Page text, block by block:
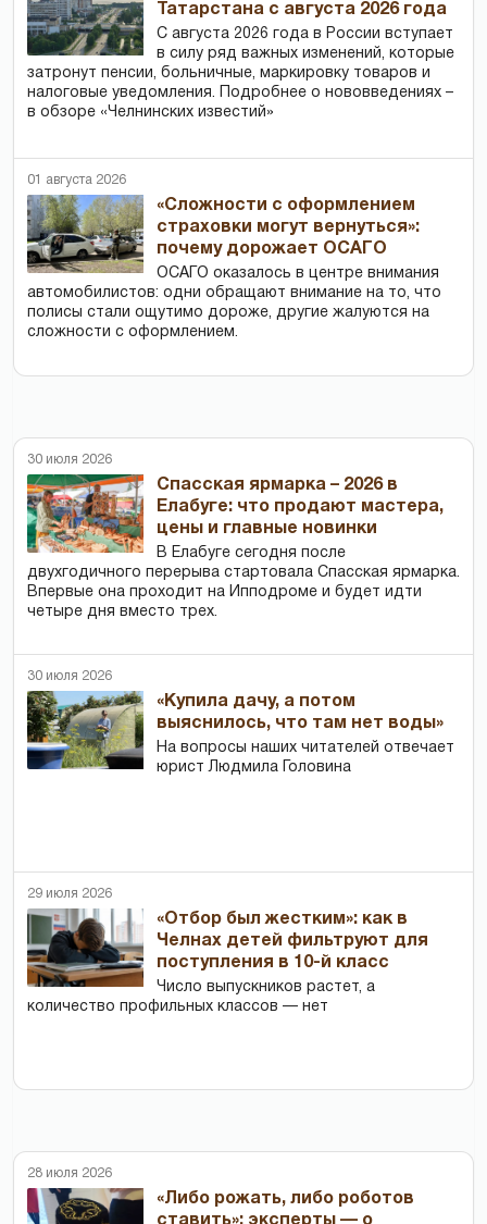
Татарстана с августа 2026 года
С августа 2026 года в России вступает
в силу ряд важных изменений, которые
затронут пенсии, больничные, маркировку товаров и
налоговые уведомления. Подробнее о нововведениях –
в обзоре «Челнинских известий»
01 августа 2026
«Сложности с оформлением
страховки могут вернуться»:
почему дорожает ОСАГО
ОСАГО оказалось в центре внимания
автомобилистов: одни обращают внимание на то, что
полисы стали ощутимо дороже, другие жалуются на
сложности с оформлением.
30 июля 2026
Спасская ярмарка – 2026 в
Елабуге: что продают мастера,
цены и главные новинки
В Елабуге сегодня после
двухгодичного перерыва стартовала Спасская ярмарка.
Впервые она проходит на Ипподроме и будет идти
четыре дня вместо трех.
30 июля 2026
«Купила дачу, а потом
выяснилось, что там нет воды»
На вопросы наших читателей отвечает
юрист Людмила Головина
29 июля 2026
«Отбор был жестким»: как в
Челнах детей фильтруют для
поступления в 10-й класс
Число выпускников растет, а
количество профильных классов — нет
28 июля 2026
«Либо рожать, либо роботов
ставить»: эксперты — о